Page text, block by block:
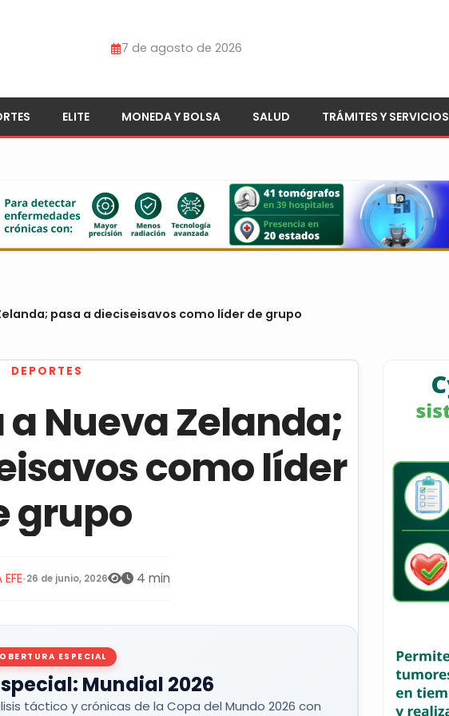
7 de agosto de 2026
ELITE MONEDA Y BOLSA SALUD TRÁMITES Y SERVICIOS
pasa a dieciseisavos como líder de grupo
DEPORTES
Nueva Zelanda;
como líder
grupo
•26 de junio, 2026 4 min
ESPECIAL
Mundial 2026
táctico y crónicas de la Copa del Mundo 2026 con